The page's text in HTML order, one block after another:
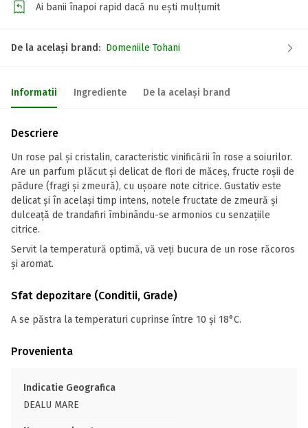
Ai banii înapoi rapid dacă nu ești mulțumit
De la același brand: Domeniile Tohani
Informatii Ingrediente De la același brand
Descriere
Un rose pal și cristalin, caracteristic vinificării în rose a soiurilor.
Are un parfum plăcut și delicat de flori de măceș, fructe roșii de
pădure (fragi și zmeură), cu ușoare note citrice. Gustativ este
delicat și în același timp intens, notele fructate de zmeură și
dulceață de trandafiri îmbinându-se armonios cu senzațiile
citrice.
Servit la temperatură optimă, vă veți bucura de un rose răcoros
și aromat.
Sfat depozitare (Conditii, Grade)
A se păstra la temperaturi cuprinse între 10 și 18°C.
Provenienta
Indicatie Geografica
DEALU MARE